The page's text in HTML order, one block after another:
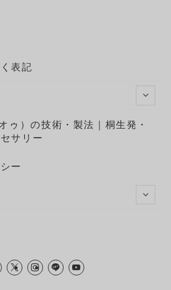
表記
ゥ）の技術・製法｜桐生発・
サリー
ー